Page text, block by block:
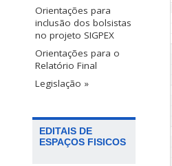
Orientações para
inclusão dos bolsistas
no projeto SIGPEX
Orientações para o
Relatório Final
Legislação »
EDITAIS DE
ESPAÇOS FISICOS